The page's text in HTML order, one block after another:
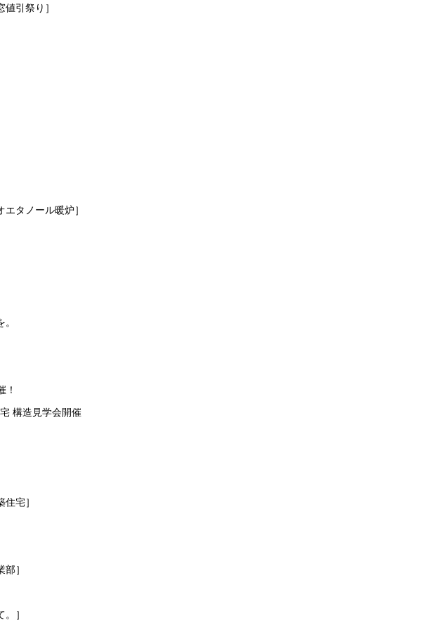
引祭り］
タノール暖炉］
！
構造見学会開催
宅］
］
］